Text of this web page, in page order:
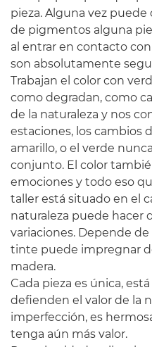
pieza. Alguna vez
de pigmentos alguna
al entrar en contacto
son absolutamente
Trabajan el color con
como degradan, como
de la naturaleza y nos
estaciones, los cambios
amarillo, o el verde
conjunto. El color
emociones y todo eso
taller está situado en el
naturaleza puede hacer
variaciones. Depende
tinte puede impregnar
madera.
Cada pieza es única,
defienden el valor de la
imperfección, es
tenga aún más valor.